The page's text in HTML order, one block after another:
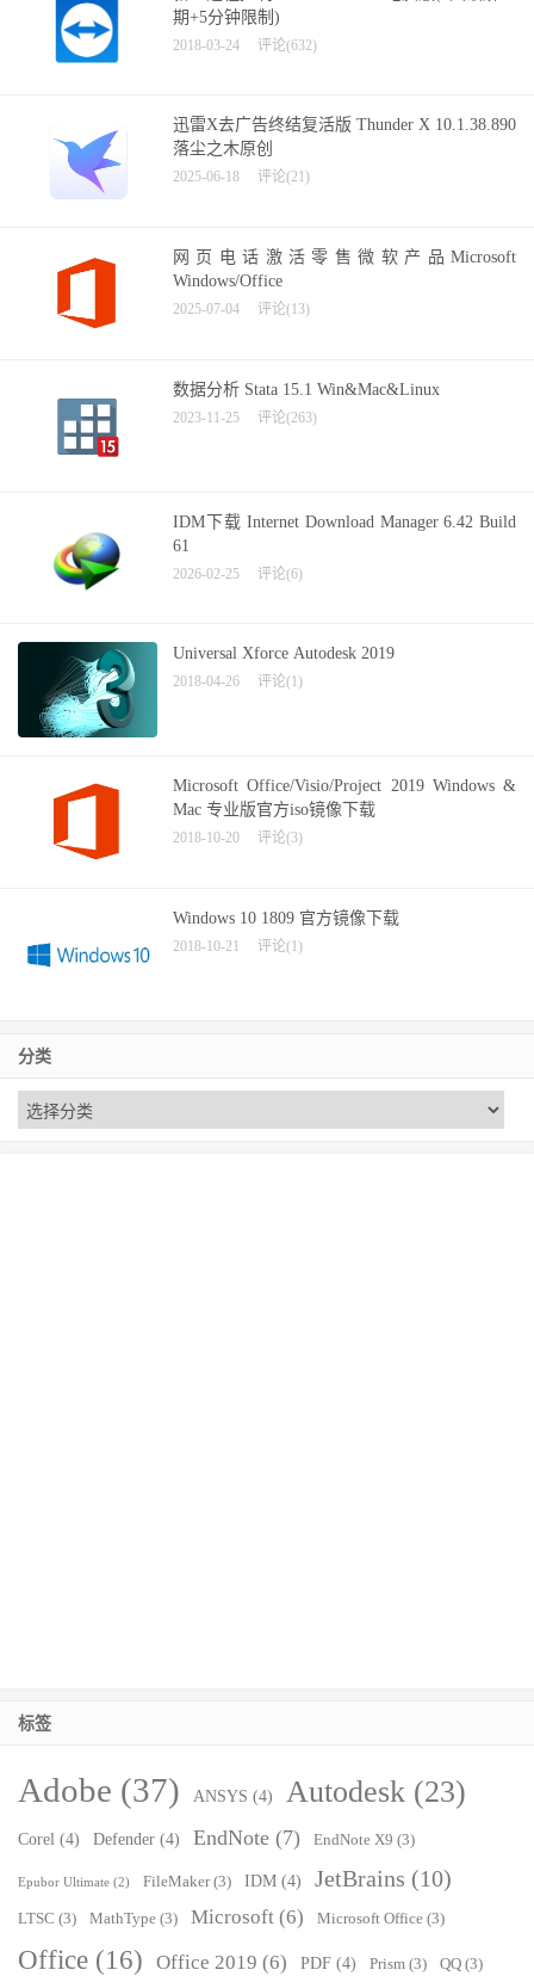
期+5分钟限制)
2018-03-24 评论(632)
迅雷X去广告终结复活版 Thunder X 10.1.38.890
落尘之木原创
2025-06-18 评论(21)
网页电话激活零售微软产品Microsoft
Windows/Office
2025-07-04 评论(13)
数据分析 Stata 15.1 Win&Mac&Linux
2023-11-25 评论(263)
IDM下载 Internet Download Manager 6.42 Build
61
2026-02-25 评论(6)
Universal Xforce Autodesk 2019
2018-04-26 评论(1)
Microsoft Office/Visio/Project 2019 Windows &
Mac 专业版官方iso镜像下载
2018-10-20 评论(3)
Windows 10 1809 官方镜像下载
2018-10-21 评论(1)
分类
标签
Adobe (37) ANSYS (4) Autodesk (23)
Corel (4) Defender (4) EndNote (7) EndNote X9 (3)
Epubor Ultimate (2) FileMaker(3) IDM (4) JetBrains (10)
LTSC (3) MathType (3) Microsoft (6) Microsoft Office (3)
Office (16) Office 2019 (6) PDF (4) Prism (3) QQ (3)